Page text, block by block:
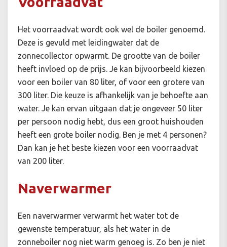
Het voorraadvat wordt ook wel de boiler genoemd.
Deze is gevuld met leidingwater dat de
zonnecollector opwarmt. De grootte van de boiler
heeft invloed op de prijs. Je kan bijvoorbeeld kiezen
voor een boiler van 80 liter, of voor een grotere van
300 liter. Die keuze is afhankelijk van je behoefte aan
water. Je kan ervan uitgaan dat je ongeveer 50 liter
per persoon nodig hebt, dus een groot huishouden
heeft een grote boiler nodig. Ben je met 4 personen?
Dan kan je het beste kiezen voor een voorraadvat
van 200 liter.
Naverwarmer
Een naverwarmer verwarmt het water tot de
gewenste temperatuur, als het water in de
zonneboiler nog niet warm genoeg is. Zo ben je niet